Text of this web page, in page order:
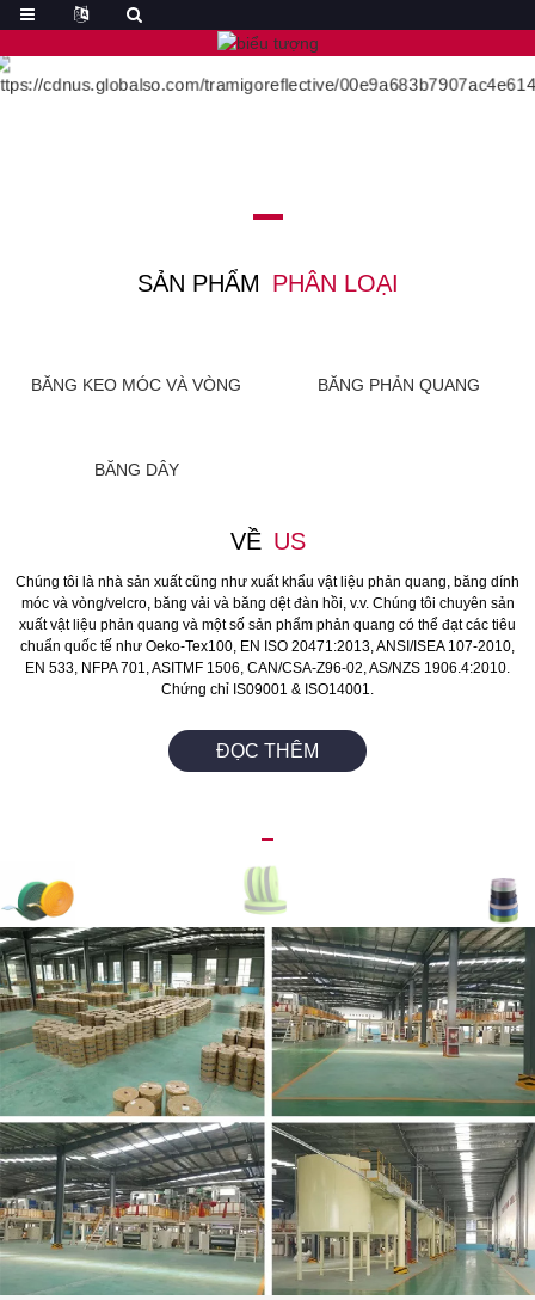
SẢN PHẨM PHÂN LOẠI
BĂNG KEO MÓC VÀ VÒNG BĂNG PHẢN QUANG
BĂNG DÂY
VỀ US
Chúng tôi là nhà sản xuất cũng như xuất khẩu vật liệu phản quang, băng dính
móc và vòng/velcro, băng vải và băng dệt đàn hồi, v.v. Chúng tôi chuyên sản
xuất vật liệu phản quang và một số sản phẩm phản quang có thể đạt các tiêu
chuẩn quốc tế như Oeko-Tex100, EN ISO 20471:2013, ANSI/ISEA 107-2010,
EN 533, NFPA 701, ASITMF 1506, CAN/CSA-Z96-02, AS/NZS 1906.4:2010.
Chứng chỉ IS09001 & ISO14001.
ĐỌC THÊM